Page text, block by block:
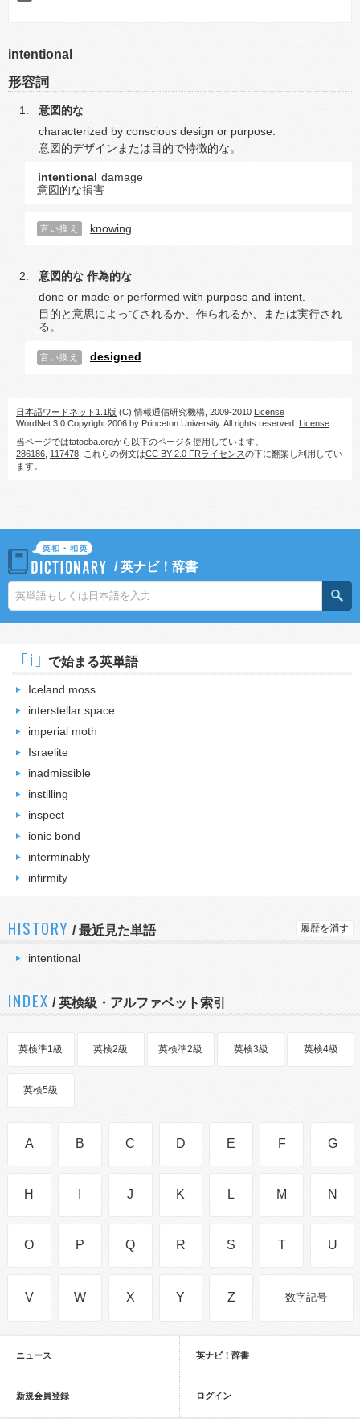
intentional
形容詞
意図的な
characterized by conscious design or purpose.
意図的デザインまたは目的で特徴的な。
intentional damage
意図的な損害
言い換え knowing
意図的な 作為的な
done or made or performed with purpose and intent.
目的と意思によってされるか、作られるか、または実行され
る。
言い換え designed
日本語ワードネット1.1版 (C) 情報通信研究機構, 2009-2010 License
WordNet 3.0 Copyright 2006 by Princeton University. All rights reserved. License
当ページではtatoeba.orgから以下のページを使用しています。
286186 117478 , これらの例文はCC BY 2.0 FRライセンスの下に翻案し利用してい
ます。
/英ナビ！辞書
｢i｣ で始まる英単語
Iceland moss
interstellar space
imperial moth
Israelite
inadmissible
instilling
inspect
ionic bond
interminably
infirmity
HISTORY /最近見た単語 履歴を消す
intentional
INDEX / 英検級・アルファベット索引
英検準1級 英検2級 英検準2級 英検3級 英検4級
英検5級
A B C D E F G
H J K L M N
O P Q R S T U
V W X Y Z 数字記号
ニュース 英ナビ！辞書
新規会員登録 ログイン